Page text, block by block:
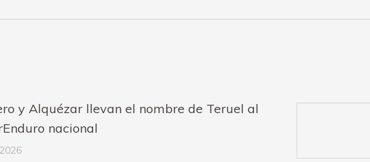
y Alquézar llevan el nombre de Teruel al
nacional